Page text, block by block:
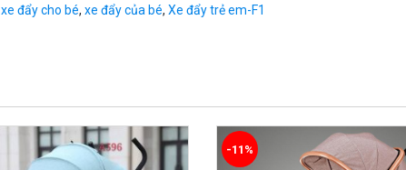
xe đẩy cho bé, xe đẩy của bé, Xe đẩy trẻ em-F1
-11%